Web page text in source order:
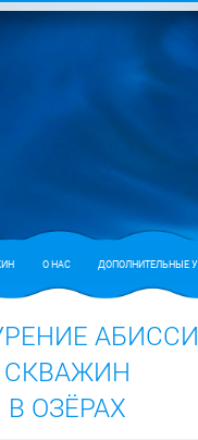
О НАС ДОПОЛНИТЕЛЬНЫЕ
СКВАЖИН
В ОЗЁРАХ